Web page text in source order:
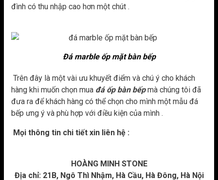
đình có thu nhập cao hơn một chút .
Đá marble ốp mặt bàn bếp
Trên đây là một vài ưu khuyết điểm và chú ý cho khách
hàng khi muốn chọn mua đá ốp bàn bếpmà chúng tôi đã
đưa ra để khách hàng có thể chọn cho mình một mẫu đá
bếp ưng ý và phù hợp với điều kiện của mình .
Mọi thông tin chi tiết xin liên hệ :
HOÀNG MINH STONE
Địa chỉ: 21B, Ngô Thì Nhậm, Hà Cầu, Hà Đông, Hà Nội